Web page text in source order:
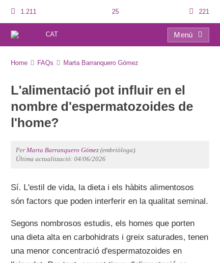
1.211 25 221
CAT
Menú
Home FAQs Marta Barranquero Gómez
L'alimentació pot influir en el
nombre d'espermatozoides de
l'home?
PerMarta Barranquero Gómez (embriòloga).
Última actualització: 04/06/2026
Sí. L'estil de vida, la dieta i els hàbits alimentosos
són factors que poden interferir en la qualitat seminal.
Segons nombrosos estudis, els homes que porten
una dieta alta en carbohidrats i greix saturades, tenen
una menor concentració d'espermatozoides en